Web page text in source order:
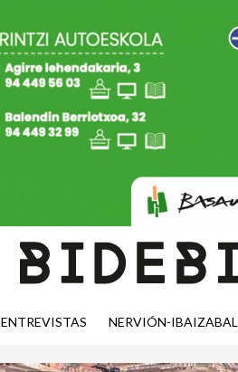
ENTREVISTAS NERVIÓN-IBAIZABAL